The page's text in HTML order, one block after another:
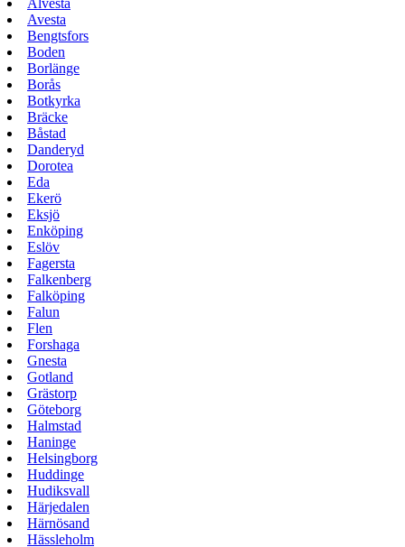
Alvesta
Avesta
Bengtsfors
Boden
Borlänge
Borås
Botkyrka
Bräcke
Båstad
Danderyd
Dorotea
Eda
Ekerö
Eksjö
Enköping
Eslöv
Fagersta
Falkenberg
Falköping
Falun
Flen
Forshaga
Gnesta
Gotland
Grästorp
Göteborg
Halmstad
Haninge
Helsingborg
Huddinge
Hudiksvall
Härjedalen
Härnösand
Hässleholm